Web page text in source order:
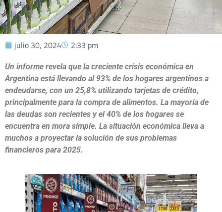
julio 30, 2024 2:33 pm
Un informe revela que la creciente crisis económica en
Argentina está llevando al 93% de los hogares argentinos a
endeudarse, con un 25,8% utilizando tarjetas de crédito,
principalmente para la compra de alimentos. La mayoría de
las deudas son recientes y el 40% de los hogares se
encuentra en mora simple. La situación económica lleva a
muchos a proyectar la solución de sus problemas
financieros para 2025.